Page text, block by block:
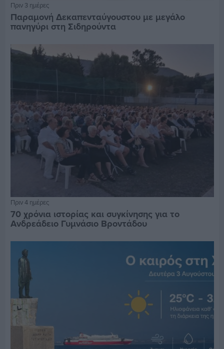
Πριν 3 ημέρες
Παραμονή Δεκαπενταύγουστου με μεγάλο
πανηγύρι στη Σιδηρούντα
Πριν 4 ημέρες
70 χρόνια ιστορίας και συγκίνησης για το
Ανδρεάδειο Γυμνάσιο Βροντάδου